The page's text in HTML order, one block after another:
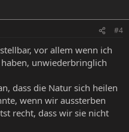
#4
vor allem wenn ich
unwiederbringlich
dass die Natur sich heilen
wenn wir aussterben
recht, dass wir sie nicht